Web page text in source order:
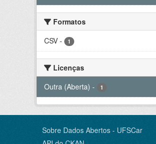
Formatos
CSV - 1
Licenças
Outra (Aberta) - 1
Sobre Dados Abertos - UFSCar